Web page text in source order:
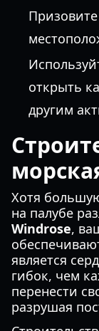
открыть
другим
Хотя
на палубе
Windrose,
является
гибок, чем
перенести
разрушая